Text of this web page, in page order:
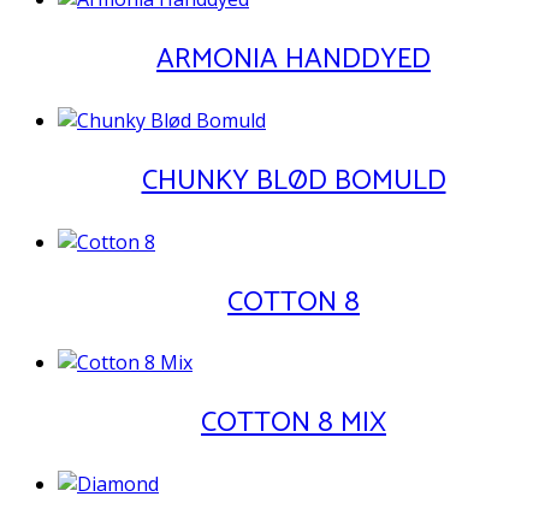
ARMONIA HANDDYED
CHUNKY BLØD BOMULD
COTTON 8
COTTON 8 MIX